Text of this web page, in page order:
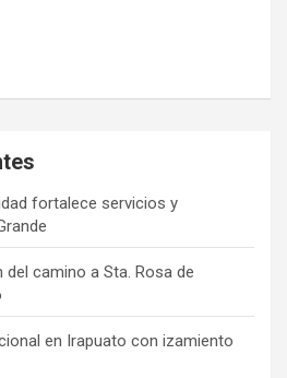
fortalece servicios y
camino a Sta. Rosa de
en Irapuato con izamiento